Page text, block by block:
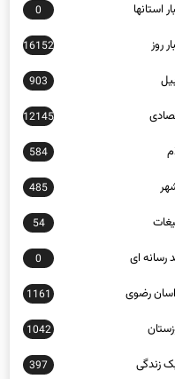
استانها 0
روز 16152
903
12145
584
485
54
رسانه ای 0
رضوی 1161
1042
زندگی 397